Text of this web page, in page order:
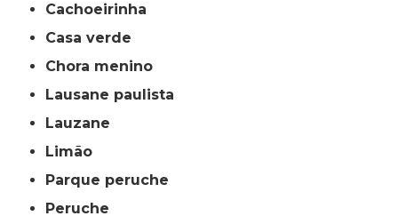
cachoeirinha
casa verde
chora menino
lausane paulista
lauzane
limão
parque peruche
peruche